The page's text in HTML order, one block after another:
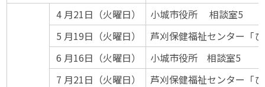
4 月21日（火曜日）
小城市役所 相談室5
5 月19日（火曜日）
芦刈保健福祉センター「
6 月16日（火曜日）
小城市役所 相談室5
7 月21日（火曜日）
芦刈保健福祉センター「